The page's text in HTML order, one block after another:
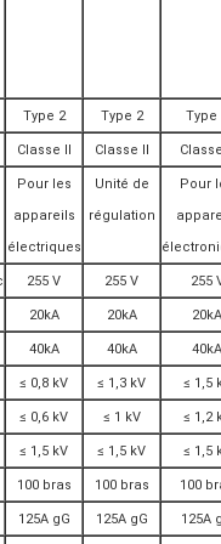
Type 2 Type 2 Type
Classe II Classe II Classe
Pour les
appareils
électriques
Unité de
régulation
Pour
255 V 255 V 255
20kA 20kA 20kA
40kA 40kA 40kA
≤ 0,8 kV ≤ 1,3 kV ≤ 1,5
≤ 0,6 kV ≤ 1 kV ≤ 1,2
≤ 1,5 kV ≤ 1,5 kV ≤ 1,5
100 bras 100 bras 100
125A gG 125A gG 125A